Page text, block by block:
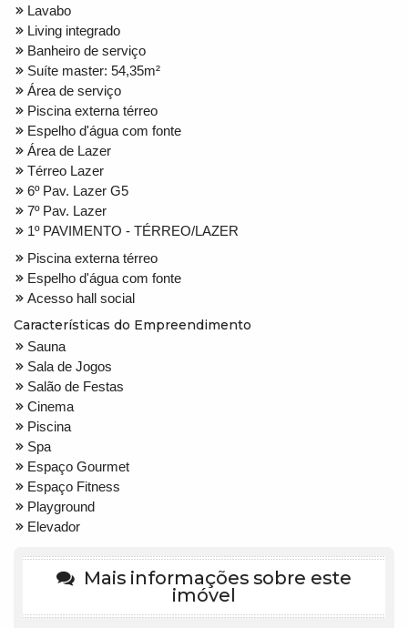
Lavabo
Living integrado
Banheiro de serviço
Suíte master: 54,35m²
Área de serviço
Piscina externa térreo
Espelho d'água com fonte
Área de Lazer
Térreo Lazer
6º Pav. Lazer G5
7º Pav. Lazer
1º PAVIMENTO - TÉRREO/LAZER
Piscina externa térreo
Espelho d'água com fonte
Acesso hall social
Características do Empreendimento
Sauna
Sala de Jogos
Salão de Festas
Cinema
Piscina
Spa
Espaço Gourmet
Espaço Fitness
Playground
Elevador
Mais informações sobre este
imóvel